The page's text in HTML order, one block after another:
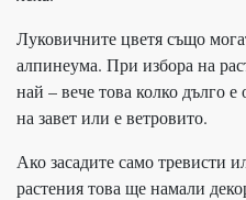
Луковичните цветя също
алпинеума. При избора на
най – вече това колко дълго
на завет или е ветровито.
Ако засадите само тревисти
растения това ще намали